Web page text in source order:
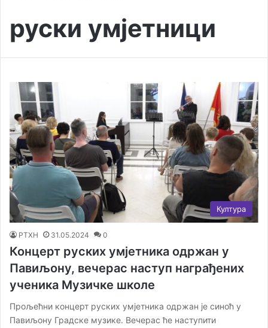
руски умјетници
Култура
РТХН 31.05.2024 0
Концерт руских умјетника одржан у
Павиљону, вечерас наступ награђених
ученика Музичке школе
Прољећни концерт руских умјетника одржан је синоћ у
Павиљону Градске музике. Вечерас ће наступити